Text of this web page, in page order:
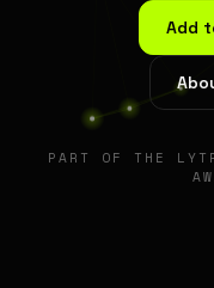
Add
PART OF THE